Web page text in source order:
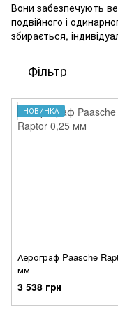
Вони забезпечують
подвійного і
збирається,
Фільтр
НОВИНКА
Аерограф Paasche
мм
3 538 грн